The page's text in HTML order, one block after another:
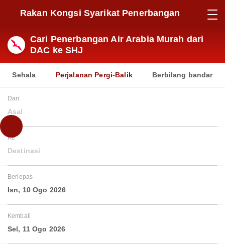
Rakan Kongsi Syarikat Penerbangan
Cari Penerbangan Air Arabia Murah dari
DAC ke SHJ
Sehala Perjalanan Pergi-Balik Berbilang bandar
Dari
Asal
Ke
Destinasi
Berlepas
Isn, 10 Ogo 2026
Kembali
Sel, 11 Ogo 2026